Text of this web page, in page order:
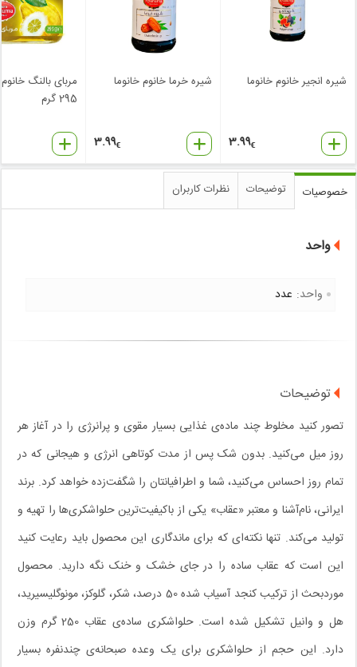
شیره انجیر خانوم خانوما
3.99€
شیره خرما خانوم خانوما
3.99€
مربای بالنگ
295 گرم
خصوصیات توضیحات نظرات کاربران
واحد
واحد: عدد
توضیحات
تصور کنید مخلوط چند ماده‌ی غذایی بسیار مقوی و پرانرژی را در آغاز هر
روز میل می‌کنید. بدون شک پس از مدت کوتاهی انرژی و هیجانی که در
تمام روز احساس می‌کنید، شما و اطرافیانتان را شگفت‌زده خواهد کرد. برند
ایرانی، نام‌آشنا و معتبر «عقاب» یکی از باکیفیت‌ترین حلواشکری‌ها را تهیه و
تولید می‌کند. تنها نکته‌ای که برای ماندگاری این محصول باید رعایت کنید
این است که عقاب ساده را در جای خشک و خنک نگه دارید. محصول
موردبحث از ترکیب کنجد آسیاب شده 50 درصد، شکر، گلوکز، مونوگلیسیرید،
هل و وانیل تشکیل شده است. حلواشکری ساده‌ی عقاب 250 گرم وزن
دارد. این حجم از حلواشکری برای یک وعده صبحانه‌ی چندنفره بسیار